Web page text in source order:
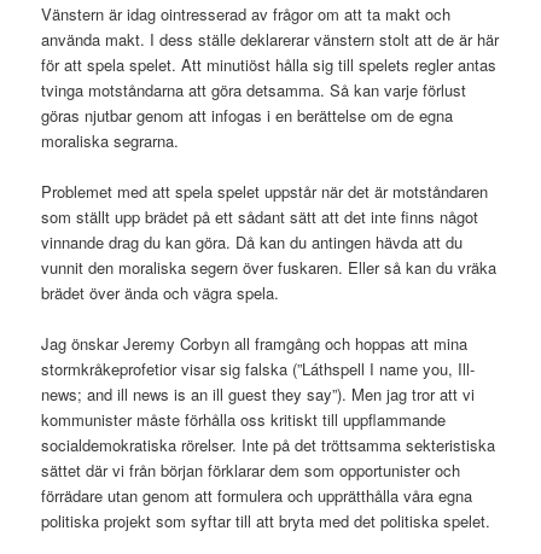
Vänstern är idag ointresserad av frågor om att ta makt och
använda makt. I dess ställe deklarerar vänstern stolt att de är här
för att spela spelet. Att minutiöst hålla sig till spelets regler antas
tvinga motståndarna att göra detsamma. Så kan varje förlust
göras njutbar genom att infogas i en berättelse om de egna
moraliska segrarna.
Problemet med att spela spelet uppstår när det är motståndaren
som ställt upp brädet på ett sådant sätt att det inte finns något
vinnande drag du kan göra. Då kan du antingen hävda att du
vunnit den moraliska segern över fuskaren. Eller så kan du vräka
brädet över ända och vägra spela.
Jag önskar Jeremy Corbyn all framgång och hoppas att mina
stormkråkeprofetior visar sig falska (”Láthspell I name you, Ill-
news; and ill news is an ill guest they say”). Men jag tror att vi
kommunister måste förhålla oss kritiskt till uppflammande
socialdemokratiska rörelser. Inte på det tröttsamma sekteristiska
sättet där vi från början förklarar dem som opportunister och
förrädare utan genom att formulera och upprätthålla våra egna
politiska projekt som syftar till att bryta med det politiska spelet.